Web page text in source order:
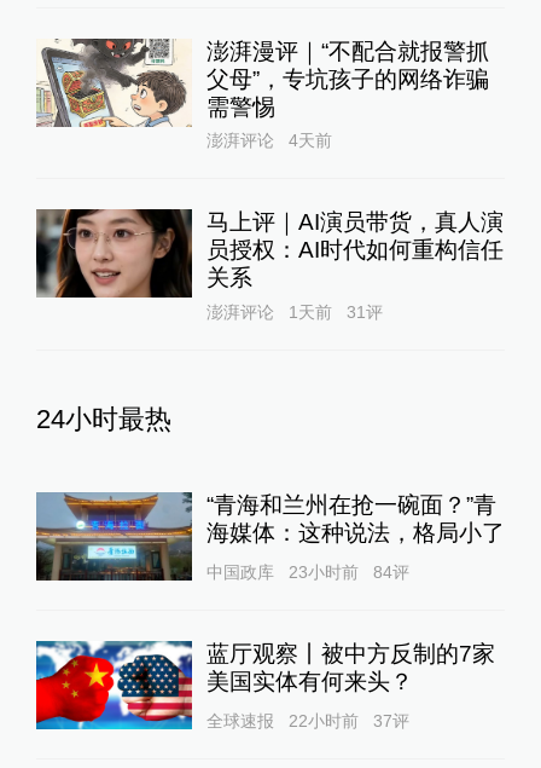
澎湃漫评｜“不配合就报警抓
父母”，专坑孩子的网络诈骗
需警惕
澎湃评论 4天前
马上评｜AI演员带货，真人演
员授权：AI时代如何重构信任
关系
澎湃评论 1天前 31评
24小时最热
“青海和兰州在抢一碗面？”青
海媒体：这种说法，格局小了
中国政库 23小时前 84评
蓝厅观察丨被中方反制的7家
美国实体有何来头？
全球速报 22小时前 37评